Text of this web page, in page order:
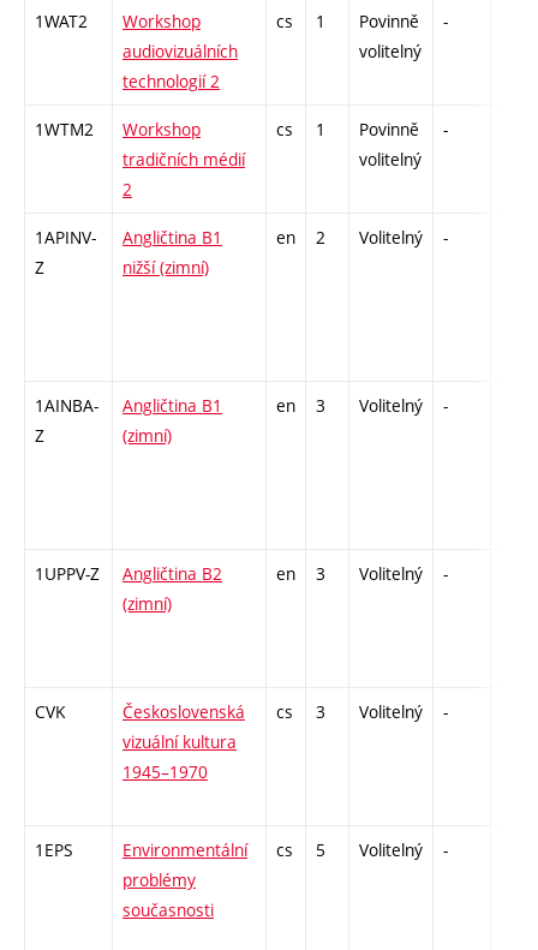
1WAT2
Workshop
audiovizuálních
technologií 2
cs 1
Povinně
volitelný
-
1WTM2
Workshop
tradičních médií
2
cs 1
Povinně
volitelný
-
1APINV-
Z
Angličtina B1
nižší (zimní)
en 2 Volitelný -
1AINBA-
Z
Angličtina B1
(zimní)
en 3 Volitelný -
1UPPV-Z
Angličtina B2
(zimní)
en 3 Volitelný -
CVK
Československá
vizuální kultura
1945–1970
cs 3 Volitelný -
1EPS
Environmentální
problémy
současnosti
cs 5 Volitelný -